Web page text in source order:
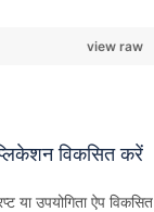
view raw
विकसित करें
या उपयोगिता ऐप विकसित